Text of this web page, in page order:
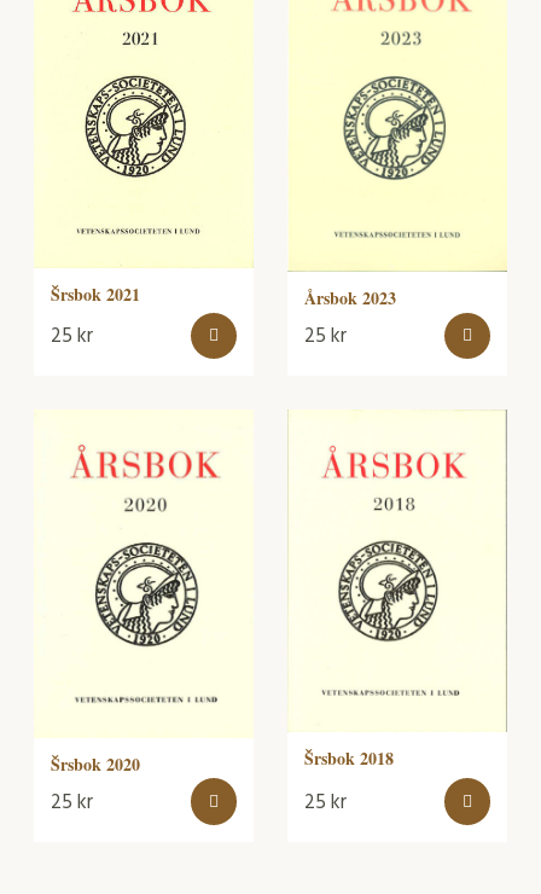
Šrsbok 2021
25kr
Årsbok 2023
25kr
Šrsbok 2020
25kr
Šrsbok 2018
25kr